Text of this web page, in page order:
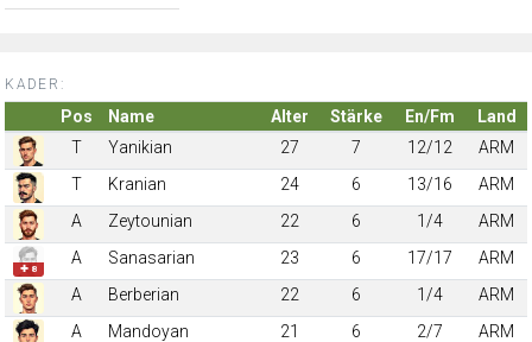
KADER:
Pos Name Alter Stärke En/Fm
Land
T
Yanikian 27 7 12/12
ARM
T
Kranian 24 6 13/16
ARM
A
Zeytounian 22 6 1/4 ARM
✚ 8
A Sanasarian 23 6 17/17
ARM
A
Berberian 22 6 1/4
ARM
A
Mandoyan 21 6 2/7 ARM